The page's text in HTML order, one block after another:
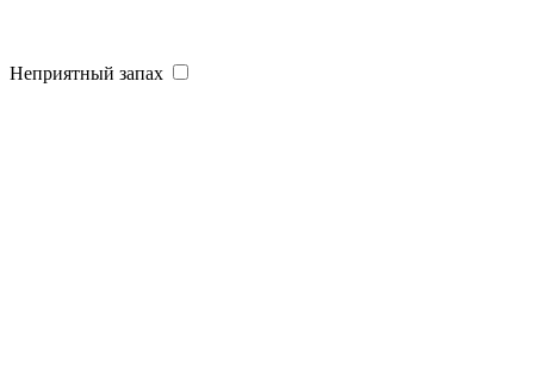
Неприятный запах